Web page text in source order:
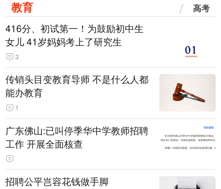
教育 高考
416分、初试第一！为鼓励初中生
女儿 41岁妈妈考上了研究生
3
传销头目变教育导师 不是什么人都
能办教育
1
广东佛山:已叫停季华中学教师招聘
工作 开展全面核查
招聘公平岂容花钱做手脚